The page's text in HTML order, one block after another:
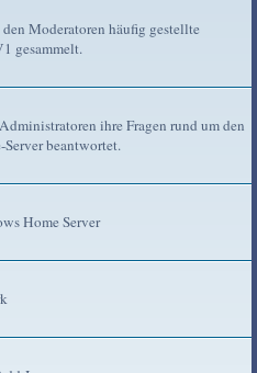
Moderatoren häufig gestellte
gesammelt.
ihre Fragen rund um den
beantwortet.
Home Server